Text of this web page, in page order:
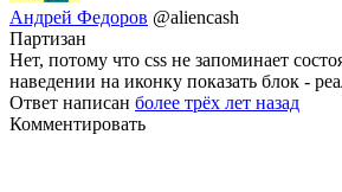
Андрей Федоров @aliencash
Партизан
Нет, потому что css не запоминает
наведении на иконку показать блок -
Ответ написан более трёх лет назад
Комментировать